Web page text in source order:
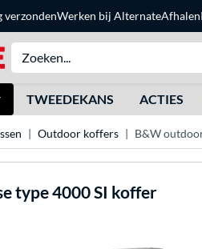
verzondenWerken bij AlternateAfhalen
TWEEDEKANS ACTIES
Outdoor koffers B&W
type 4000 SI koffer